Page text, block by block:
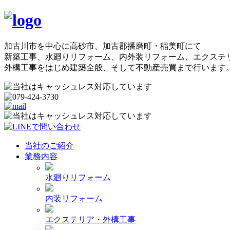
加古川市を中心に高砂市、加古郡播磨町・稲美町にて
新築工事、水廻りリフォーム、内外装リフォーム、エクステ
外構工事をはじめ建築全般、そして不動産売買まで行います。
当社のご紹介
業務内容
水廻りリフォーム
内装リフォーム
エクステリア・外構工事